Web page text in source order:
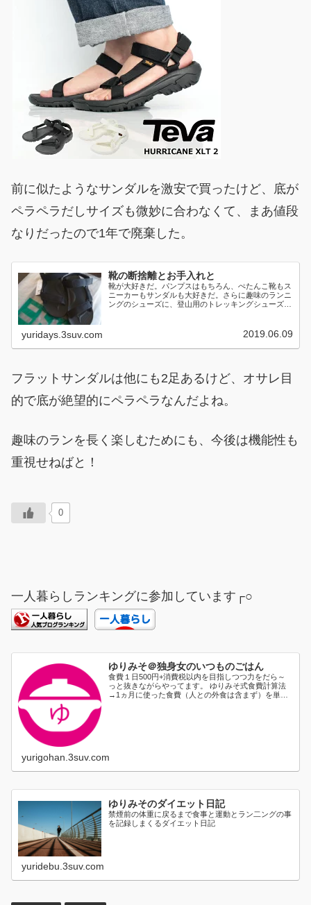
前に似たようなサンダルを激安で買ったけど、底が
ペラペラだしサイズも微妙に合わなくて、まあ値段
なりだったので1年で廃棄した。
靴の断捨離とお手入れと
靴が大好きだ。パンプスはもちろん、ぺたんこ靴もス
ニーカーもサンダルも大好きだ。さらに趣味のランニ
ングのシューズに、登山用のトレッキングシューズと
yuridays.3suv.com 2019.06.09
フラットサンダルは他にも2足あるけど、オサレ目
的で底が絶望的にペラペラなんだよね。
趣味のランを長く楽しむためにも、今後は機能性も
重視せねばと！
0
一人暮らしランキングに参加しています┌○
ゆりみそ＠独身女のいつものごはん
食費１日500円+消費税以内を目指しつつ力をだら～
っと抜きながらやってます。 ゆりみそ式食費計算法
→1ヵ月に使った食費（人との外食は含まず）を単純
yurigohan.3suv.com
ゆりみそのダイエット日記
禁煙前の体重に戻るまで食事と運動とラン二ングの事
を記録しまくるダイエット日記
yuridebu.3suv.com